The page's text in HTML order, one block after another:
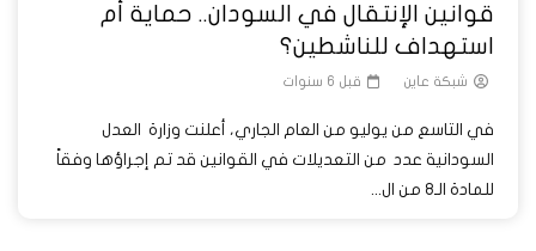
قوانين الإنتقال في السودان.. حماية أم
استهداف للناشطين؟
شبكة عاين قبل 6 سنوات
في التاسع من يوليو من العام الجاري، أعلنت وزارة العدل
السودانية عدد من التعديلات في القوانين قد تم إجراؤها وفقاً
للمادة الـ8 من ال...